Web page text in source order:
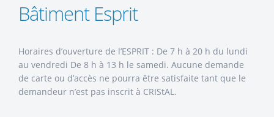
Bâtiment Esprit
Horaires d’ouverture de l’ESPRIT : De 7 h à 20 h du lundi
au vendredi De 8 h à 13 h le samedi. Aucune demande
de carte ou d’accès ne pourra être satisfaite tant que le
demandeur n’est pas inscrit à CRIStAL.